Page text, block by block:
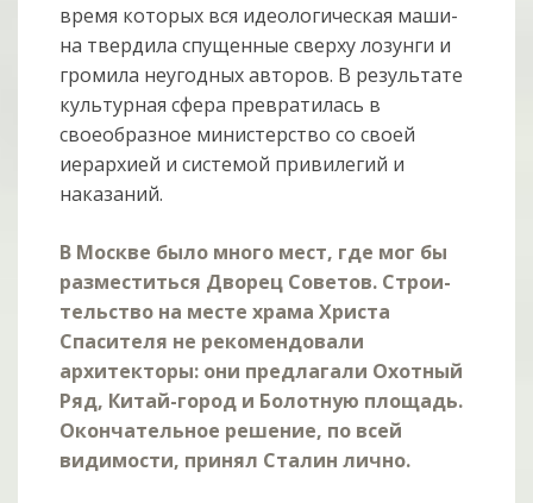
время которых вся идеологическая маши­
на твердила спущенные сверху лозунги и
громила неугодных авторов. В резуль­тате
культурная сфера превратилась в
своеобразное министерство со своей
иерархией и системой привилегий и
наказаний.
В Москве было много мест, где мог бы
разместиться Дворец Советов. Строи­
тель­­ство на месте храма Христа
Спасителя не рекомендовали
архитекторы: они предлагали Охотный
Ряд, Китай-город и Болотную площадь.
Оконча­тельное решение, по всей
видимости, принял Сталин лично.